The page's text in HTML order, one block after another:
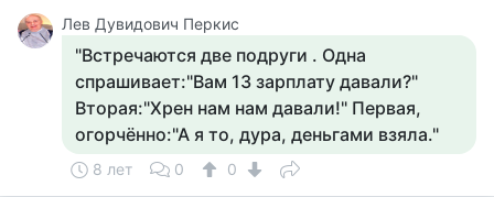
Лев Дувидович Перкис
"Встречаются две подруги . Одна
спрашивает:"Вам 13 зарплату давали?"
Вторая:"Хрен нам нам давали!" Первая,
огорчённо:"А я то, дура, деньгами взяла."
8 лет 0 0